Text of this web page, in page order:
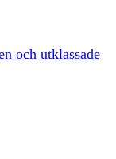
och utklassade